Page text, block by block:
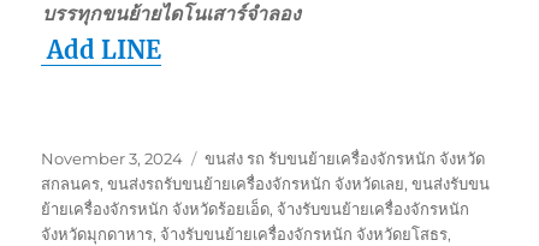
บรรทุกขนย้ายไดโนเสาร์จำลอง
Add LINE
Posted
on
November 3, 2024 Tags
ขนส่ง รถ รับขนย้ายเครื่องจักรหนัก จังหวัด
สกลนคร,ขนส่งรถรับขนย้ายเครื่องจักรหนัก จังหวัดเลย,ขนส่งรับขน
ย้ายเครื่องจักรหนัก จังหวัดร้อยเอ็ด, จ้างรับขนย้ายเครื่องจักรหนัก
จังหวัดมุกดาหาร, จ้างรับขนย้ายเครื่องจักรหนัก จังหวัดยโสธร,